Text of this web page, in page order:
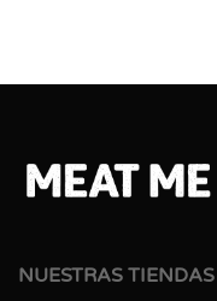
NUESTRAS TIENDAS